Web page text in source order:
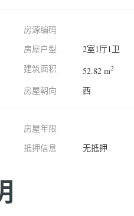
房源编码
房屋户型
2室1厅1卫
建筑面积
52.82 m2
房屋朝向 西
房屋年限
抵押信息
无抵押